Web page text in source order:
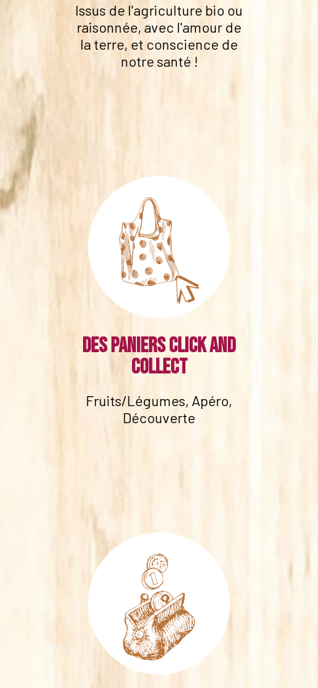
Issus de l'agriculture bio ou
raisonnée, avec l'amour de
la terre, et conscience de
notre santé !
Des paniers click and
collect
Fruits/Légumes, Apéro,
Découverte